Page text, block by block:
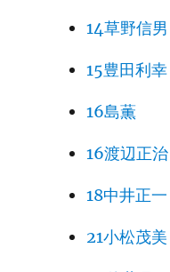
14草野信男
15豊田利幸
16島薫
16渡辺正治
18中井正一
21小松茂美